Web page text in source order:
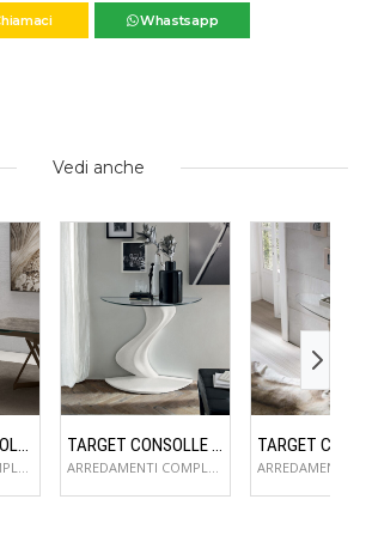
Whastsapp
Vedi anche
ZAMAGNA CONSOLLE FLAME
ARREDAMENTI COMPLEMENTI D'ARREDO
TARGET CONSOLLE FLAME
ARREDAMENTI COMPLEMENTI D'ARREDO